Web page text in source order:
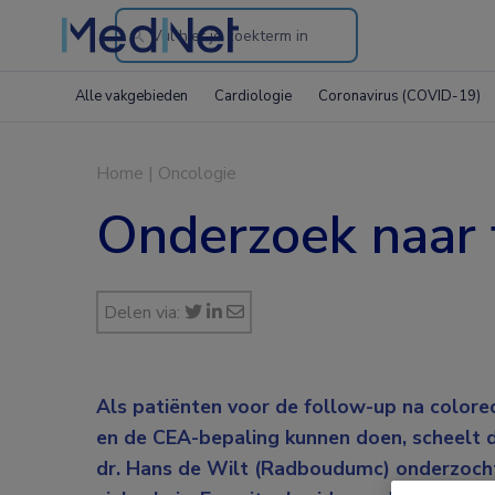
Search
the
Alle vakgebieden Cardiologie Coronavirus (COVID-19)
Home | Oncologie
Onderzoek
Delen via:
Als patiënten voor de follow-up na
en de CEA-bepaling kunnen doen,
dr. Hans de Wilt (Radboudumc)